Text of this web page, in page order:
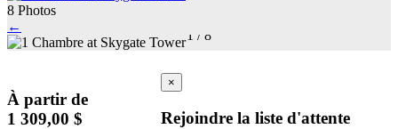
8 Photos
←
1 / 8
À partir de
1 309,00 $
×
Rejoindre la liste d'attente